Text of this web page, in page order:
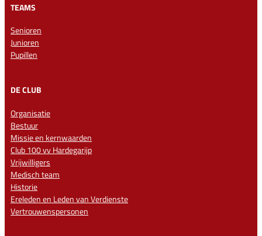
TEAMS
Senioren
Junioren
Pupillen
DE CLUB
Organisatie
Bestuur
Missie en kernwaarden
Club 100 vv Hardegarijp
Vrijwilligers
Medisch team
Historie
Ereleden en Leden van Verdienste
Vertrouwenspersonen